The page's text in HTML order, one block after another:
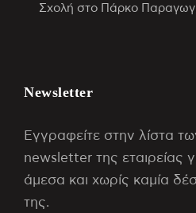
Σχολή στο Πάρκο
Newsletter
Εγγραφείτε στην λίστα
newsletter της εταιρείας
άμεσα και χωρίς καμία
της.